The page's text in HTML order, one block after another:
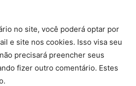
no site, você poderá optar por
e site nos cookies. Isso visa seu
precisará preencher seus
fizer outro comentário. Estes